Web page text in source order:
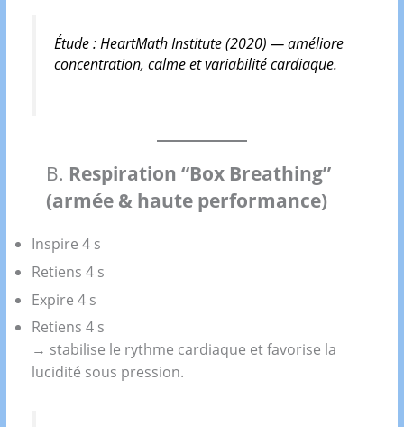
Étude :HeartMath Institute (2020) — améliore
concentration, calme et variabilité cardiaque.
B. Respiration “Box Breathing”
(armée & haute performance)
Inspire 4 s
Retiens 4 s
Expire 4 s
Retiens 4 s
→ stabilise le rythme cardiaque et favorise la
lucidité sous pression.